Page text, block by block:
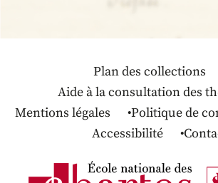
Plan des collections
Aide à la consultation des
Mentions légales
Politique de
Accessibilité